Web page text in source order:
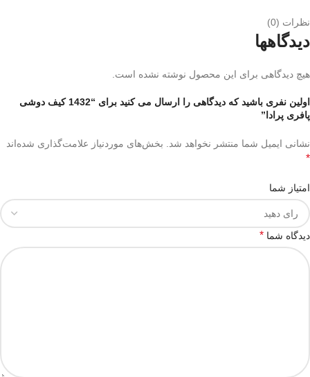
نظرات (0)
دیدگاهها
هیچ دیدگاهی برای این محصول نوشته نشده است.
اولین نفری باشید که دیدگاهی را ارسال می کنید برای “1432 کیف دوشی
پافری پرادا”
نشانی ایمیل شما منتشر نخواهد شد. بخش‌های موردنیاز علامت‌گذاری شده‌اند
*
امتیاز شما
دیدگاه شما *